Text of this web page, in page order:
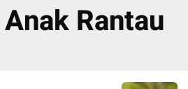
Anak Rantau